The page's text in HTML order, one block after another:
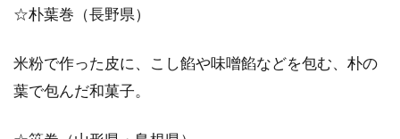
☆朴葉巻（長野県）
米粉で作った皮に、こし餡や味噌餡などを包む、朴の
葉で包んだ和菓子。